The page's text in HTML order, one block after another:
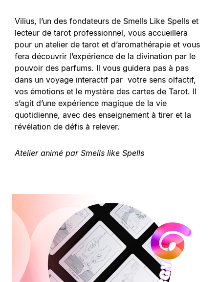
Vilius, l’un des fondateurs de Smells Like Spells et
lecteur de tarot professionnel, vous accueillera
pour un atelier de tarot et d’aromathérapie et vous
fera découvrir l’expérience de la divination par le
pouvoir des parfums. Il vous guidera pas à pas
dans un voyage interactif par votre sens olfactif,
vos émotions et le mystère des cartes de Tarot. Il
s’agit d’une expérience magique de la vie
quotidienne, avec des enseignement à tirer et la
révélation de défis à relever.
Atelier animé par Smells like Spells